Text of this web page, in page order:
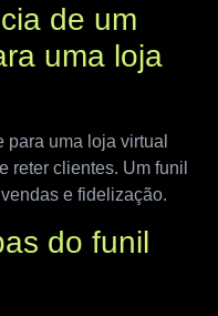
de um
uma loja
uma loja virtual
reter clientes. Um funil
e fidelização.
do funil